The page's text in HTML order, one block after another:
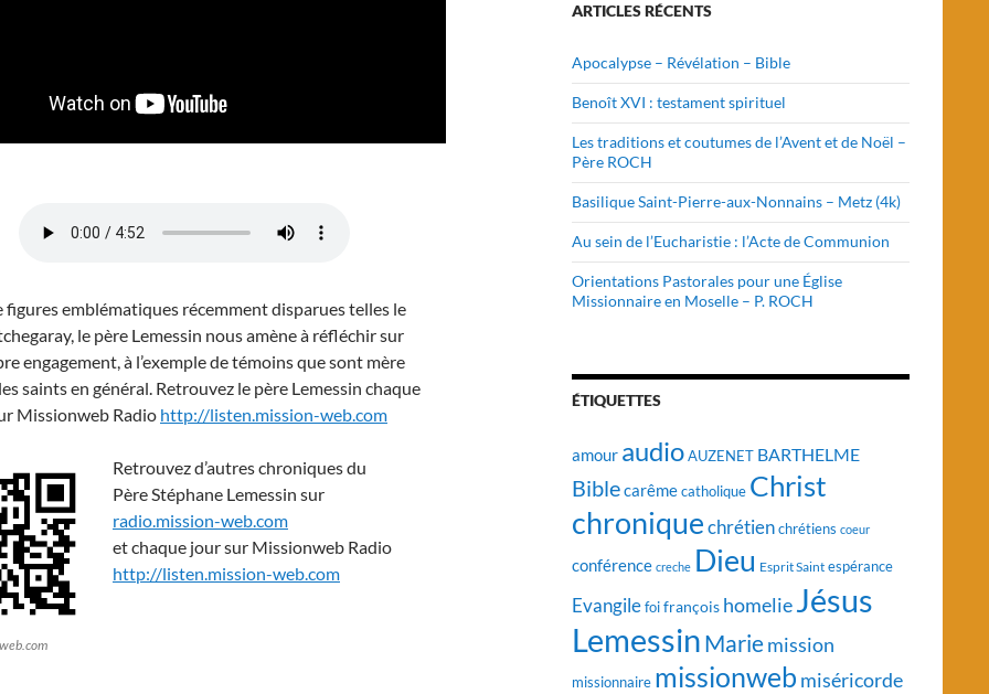
figures emblématiques récemment disparues telles le
le père Lemessin nous amène à réfléchir sur
engagement, à l’exemple de témoins que sont mère
saints en général. Retrouvez le père Lemessin chaque
Missionweb Radio http://listen.mission-web.com
Retrouvez d’autres chroniques du
Père Stéphane Lemessin sur
radio.mission-web.com
et chaque jour sur Missionweb Radio
http://listen.mission-web.com
ARTICLES RÉCENTS
Apocalypse – Révélation – Bible
Benoît XVI : testament spirituel
Les traditions et coutumes de l’Avent et de Noël –
Père ROCH
Basilique Saint-Pierre-aux-Nonnains – Metz (4k)
Au sein de l’Eucharistie : l’Acte de Communion
Orientations Pastorales pour une Église
Missionnaire en Moselle – P. ROCH
ÉTIQUETTES
amour audioAUZENET BARTHELME
Biblecarêmecatholique Christ
chronique chrétienchrétiens coeur
conférence creche Dieu Esprit Saint espérance
Evangilefoifrançois homelieJésus
LemessinMariemission
missionnaire missionweb miséricorde